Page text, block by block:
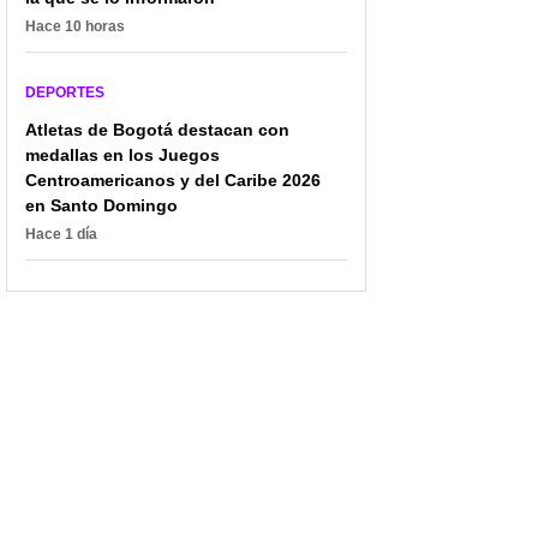
Hace 10 horas
DEPORTES
Atletas de Bogotá destacan con
medallas en los Juegos
Centroamericanos y del Caribe 2026
en Santo Domingo
Hace 1 día